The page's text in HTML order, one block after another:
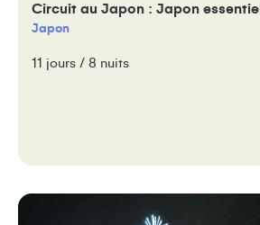
Circuit au Japon : Japon essentiel
Japon
11 jours / 8 nuits